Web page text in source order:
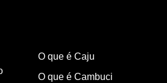
O que é Caju
O que é Cambuci